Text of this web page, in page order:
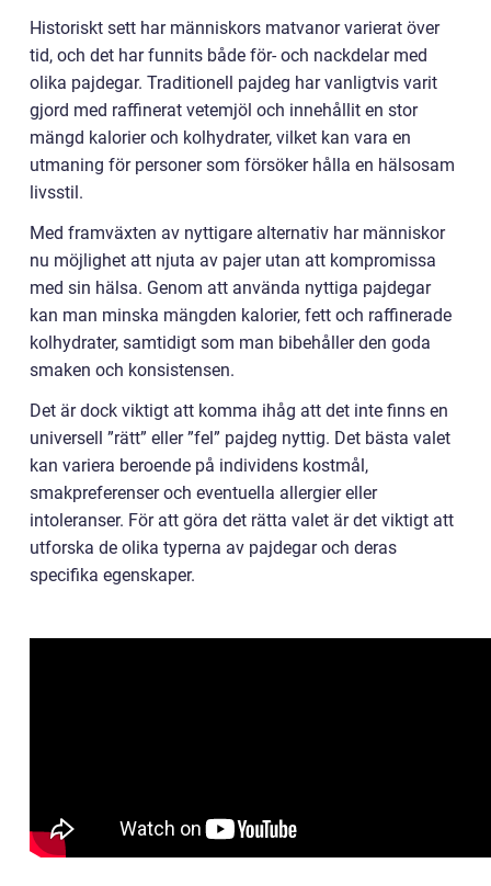
Historiskt sett har människors matvanor varierat över
tid, och det har funnits både för- och nackdelar med
olika pajdegar. Traditionell pajdeg har vanligtvis varit
gjord med raffinerat vetemjöl och innehållit en stor
mängd kalorier och kolhydrater, vilket kan vara en
utmaning för personer som försöker hålla en hälsosam
livsstil.
Med framväxten av nyttigare alternativ har människor
nu möjlighet att njuta av pajer utan att kompromissa
med sin hälsa. Genom att använda nyttiga pajdegar
kan man minska mängden kalorier, fett och raffinerade
kolhydrater, samtidigt som man bibehåller den goda
smaken och konsistensen.
Det är dock viktigt att komma ihåg att det inte finns en
universell ”rätt” eller ”fel” pajdeg nyttig. Det bästa valet
kan variera beroende på individens kostmål,
smakpreferenser och eventuella allergier eller
intoleranser. För att göra det rätta valet är det viktigt att
utforska de olika typerna av pajdegar och deras
specifika egenskaper.